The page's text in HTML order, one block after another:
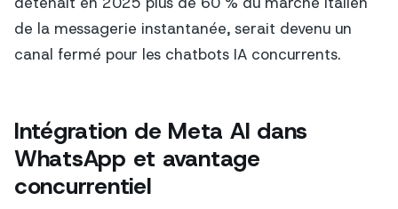
de la messagerie instantanée, serait devenu un
canal fermé pour les chatbots IA concurrents.
Intégration de Meta AI dans
WhatsApp et avantage
concurrentiel